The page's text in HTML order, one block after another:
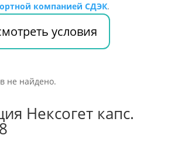
компанией СДЭК.
условия
не найдено.
Нексогет капс.